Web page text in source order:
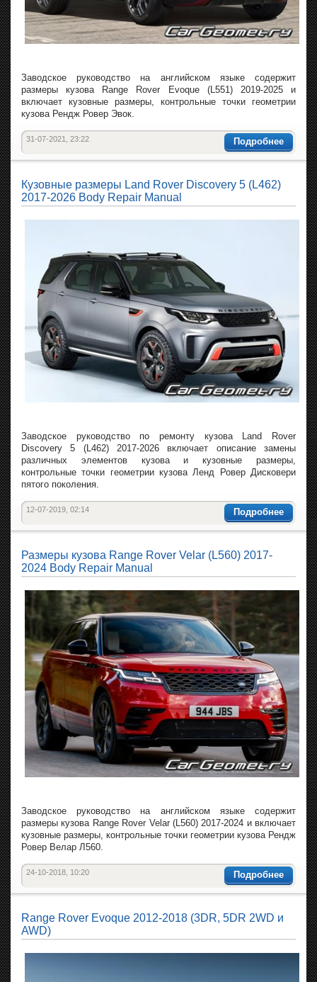
Заводское руководство на английском языке содержит
размеры кузова Range Rover Evoque (L551) 2019-2025 и
включает кузовные размеры, контрольные точки геометрии
кузова Рендж Ровер Эвок.
Подробнее
31-07-2021, 23:22
Кузовные размеры Land Rover Discovery 5 (L462)
2017-2026 Body Repair Manual
Заводское руководство по ремонту кузова Land Rover
Discovery 5 (L462) 2017-2026 включает описание замены
различных элементов кузова и кузовные размеры,
контрольные точки геометрии кузова Ленд Ровер Дисковери
пятого поколения.
Подробнее
12-07-2019, 02:14
Размеры кузова Range Rover Velar (L560) 2017-
2024 Body Repair Manual
Заводское руководство на английском языке содержит
размеры кузова Range Rover Velar (L560) 2017-2024 и включает
кузовные размеры, контрольные точки геометрии кузова Рендж
Ровер Велар Л560.
Подробнее
24-10-2018, 10:20
Range Rover Evoque 2012-2018 (3DR, 5DR 2WD и
AWD)